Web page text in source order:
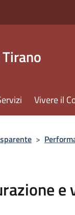
Vivere il
>
e